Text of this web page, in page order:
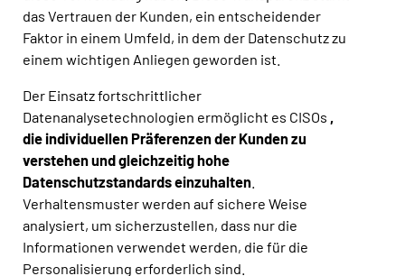
das Vertrauen der Kunden, ein entscheidender
Faktor in einem Umfeld, in dem der Datenschutz zu
einem wichtigen Anliegen geworden ist.
Der Einsatz fortschrittlicher
Datenanalysetechnologien ermöglicht es CISOs ,
die individuellen Präferenzen der Kunden zu
verstehen und gleichzeitig hohe
Datenschutzstandards einzuhalten
Verhaltensmuster werden auf sichere Weise
analysiert, um sicherzustellen, dass nur die
Informationen verwendet werden, die für die
Personalisierung erforderlich sind.